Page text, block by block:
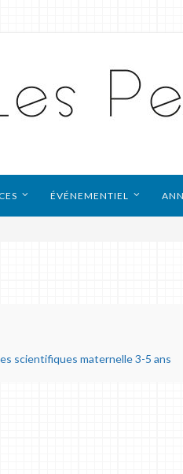
ÉVÉNEMENTIEL
scientifiques maternelle 3-5 ans